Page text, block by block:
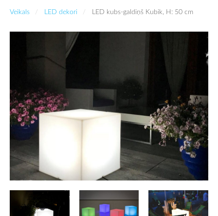
Veikals LED dekori LED kubs-galdiņš Kubik, H: 50 cm